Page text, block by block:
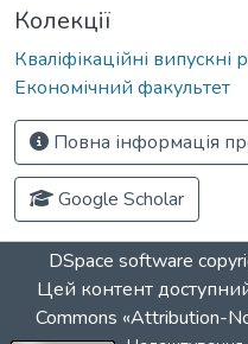
Колекції
Кваліфікаційні випускні
Економічний факультет
Повна інформація
Google Scholar
DSpace software
Цей контент
Commons «Attribution-